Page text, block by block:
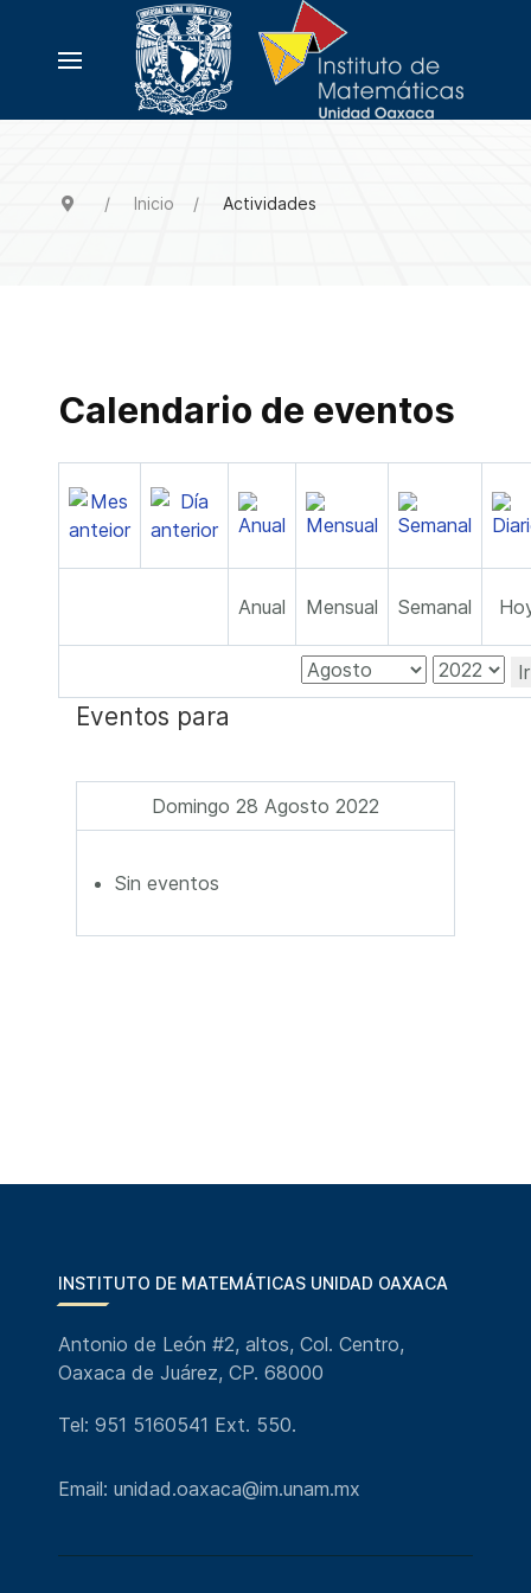
Inicio Actividades
Calendario de eventos
Anual Mensual Semanal
Eventos para
Domingo 28 Agosto 2022
Sin eventos
INSTITUTO DE MATEMÁTICAS UNIDAD OAXACA
Antonio de León #2, altos, Col. Centro,
Oaxaca de Juárez, CP. 68000
Tel: 951 5160541 Ext. 550.
Email: unidad.oaxaca@im.unam.mx